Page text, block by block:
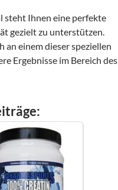
steht Ihnen eine perfekte
gezielt zu unterstützen.
an einem dieser speziellen
Ergebnisse im Bereich des